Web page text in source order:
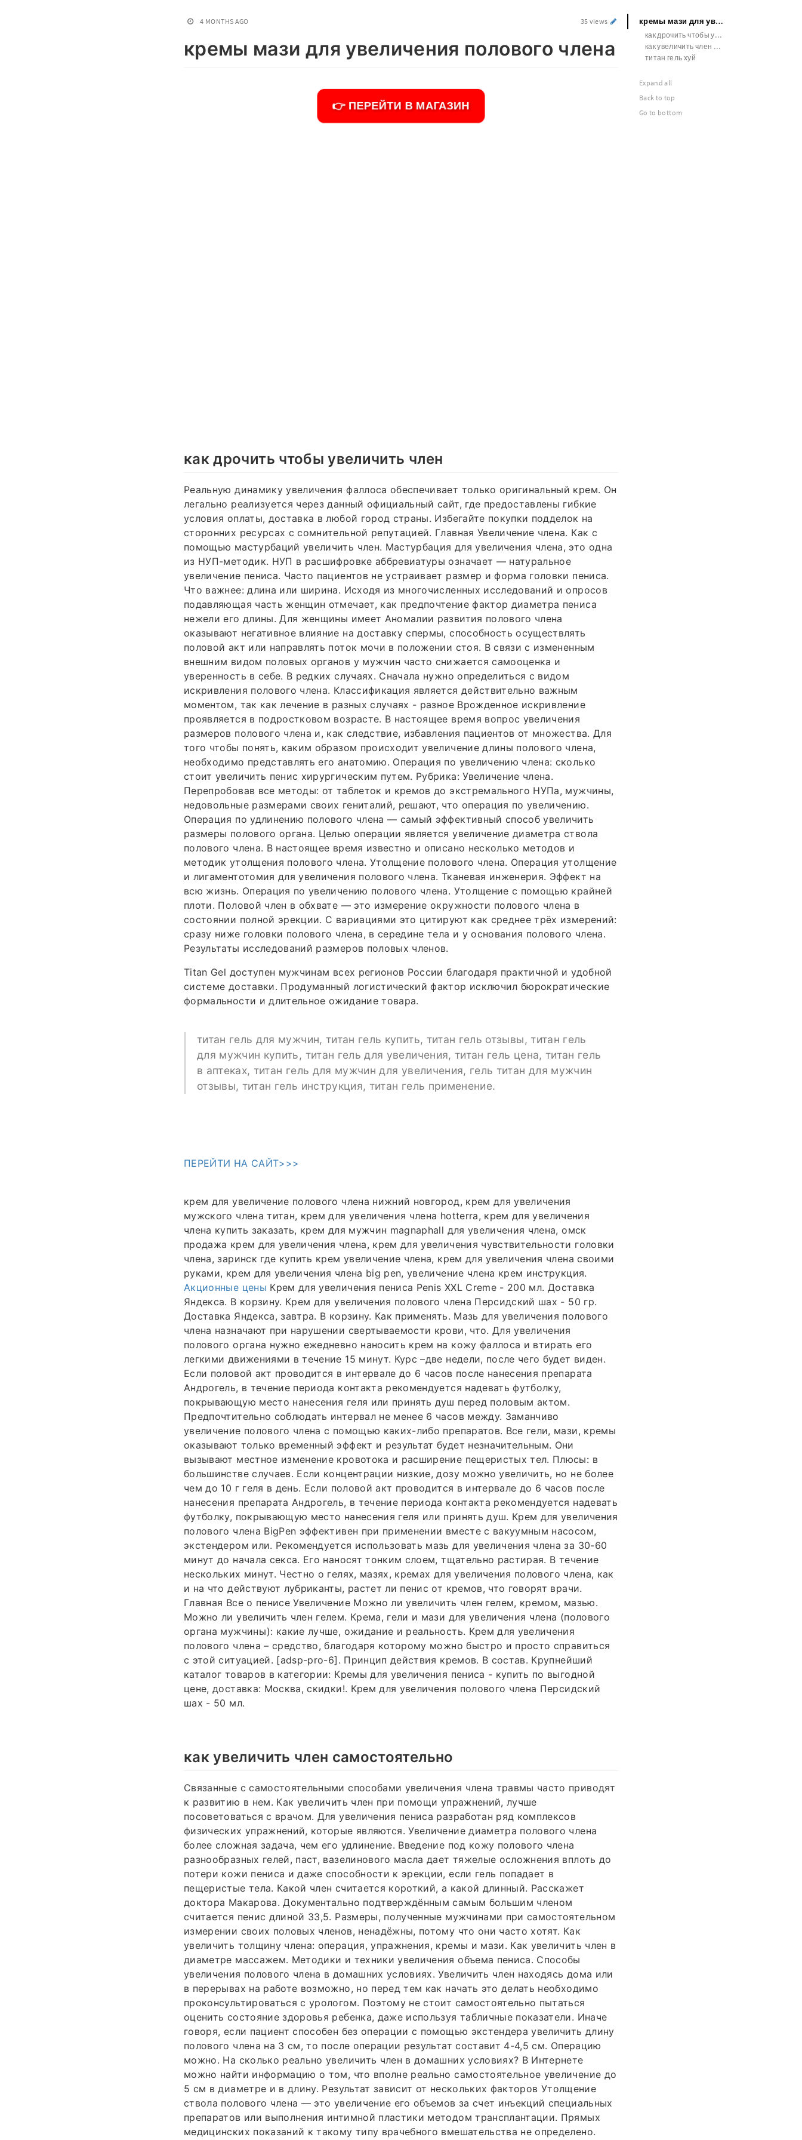
4 MONTHS AGO 35 views
кремы мази для увеличения полового члена
👉 ПЕРЕЙТИ В МАГАЗИН
как дрочить чтобы увеличить член
Реальную динамику увеличения фаллоса обеспечивает только оригинальный крем. Он
легально реализуется через данный официальный сайт, где предоставлены гибкие
условия оплаты, доставка в любой город страны. Избегайте покупки подделок на
сторонних ресурсах с сомнительной репутацией. Главная Увеличение члена. Как с
помощью мастурбаций увеличить член. Мастурбация для увеличения члена, это одна
из НУП-методик. НУП в расшифровке аббревиатуры означает — натуральное
увеличение пениса. Часто пациентов не устраивает размер и форма головки пениса.
Что важнее: длина или ширина. Исходя из многочисленных исследований и опросов
подавляющая часть женщин отмечает, как предпочтение фактор диаметра пениса
нежели его длины. Для женщины имеет Аномалии развития полового члена
оказывают негативное влияние на доставку спермы, способность осуществлять
половой акт или направлять поток мочи в положении стоя. В связи с измененным
внешним видом половых органов у мужчин часто снижается самооценка и
уверенность в себе. В редких случаях. Сначала нужно определиться с видом
искривления полового члена. Классификация является действительно важным
моментом, так как лечение в разных случаях - разное Врожденное искривление
проявляется в подростковом возрасте. В настоящее время вопрос увеличения
размеров полового члена и, как следствие, избавления пациентов от множества. Для
того чтобы понять, каким образом происходит увеличение длины полового члена,
необходимо представлять его анатомию. Операция по увеличению члена: сколько
стоит увеличить пенис хирургическим путем. Рубрика: Увеличение члена.
Перепробовав все методы: от таблеток и кремов до экстремального НУПа, мужчины,
недовольные размерами своих гениталий, решают, что операция по увеличению.
Операция по удлинению полового члена — самый эффективный способ увеличить
размеры полового органа. Целью операции является увеличение диаметра ствола
полового члена. В настоящее время известно и описано несколько методов и
методик утолщения полового члена. Утолщение полового члена. Операция утолщение
и лигаментотомия для увеличения полового члена. Тканевая инженерия. Эффект на
всю жизнь. Операция по увеличению полового члена. Утолщение с помощью крайней
плоти. Половой член в обхвате — это измерение окружности полового члена в
состоянии полной эрекции. С вариациями это цитируют как среднее трёх измерений:
сразу ниже головки полового члена, в середине тела и у основания полового члена.
Результаты исследований размеров половых членов.
Titan Gel доступен мужчинам всех регионов России благодаря практичной и удобной
системе доставки. Продуманный логистический фактор исключил бюрократические
формальности и длительное ожидание товара.
титан гель для мужчин, титан гель купить, титан гель отзывы, титан гель
для мужчин купить, титан гель для увеличения, титан гель цена, титан гель
в аптеках, титан гель для мужчин для увеличения, гель титан для мужчин
отзывы, титан гель инструкция, титан гель применение.
ПЕРЕЙТИ НА САЙТ>>>
крем для увеличение полового члена нижний новгород, крем для увеличения
мужского члена титан, крем для увеличения члена hotterra, крем для увеличения
члена купить заказать, крем для мужчин magnaphall для увеличения члена, омск
продажа крем для увеличения члена, крем для увеличения чувствительности головки
члена, заринск где купить крем увеличение члена, крем для увеличения члена своими
руками, крем для увеличения члена big pen, увеличение члена крем инструкция.
Акционные цены Крем для увеличения пениса Penis XXL Creme - 200 мл. Доставка
Яндекса. В корзину. Крем для увеличения полового члена Персидский шах - 50 гр.
Доставка Яндекса, завтра. В корзину. Как применять. Мазь для увеличения полового
члена назначают при нарушении свертываемости крови, что. Для увеличения
полового органа нужно ежедневно наносить крем на кожу фаллоса и втирать его
легкими движениями в течение 15 минут. Курс –две недели, после чего будет виден.
Если половой акт проводится в интервале до 6 часов после нанесения препарата
Андрогель, в течение периода контакта рекомендуется надевать футболку,
покрывающую место нанесения геля или принять душ перед половым актом.
Предпочтительно соблюдать интервал не менее 6 часов между. Заманчиво
увеличение полового члена с помощью каких-либо препаратов. Все гели, мази, кремы
оказывают только временный эффект и результат будет незначительным. Они
вызывают местное изменение кровотока и расширение пещеристых тел. Плюсы: в
большинстве случаев. Если концентрации низкие, дозу можно увеличить, но не более
чем до 10 г геля в день. Если половой акт проводится в интервале до 6 часов после
нанесения препарата Андрогель, в течение периода контакта рекомендуется надевать
футболку, покрывающую место нанесения геля или принять душ. Крем для увеличения
полового члена BigPen эффективен при применении вместе с вакуумным насосом,
экстендером или. Рекомендуется использовать мазь для увеличения члена за 30-60
минут до начала секса. Его наносят тонким слоем, тщательно растирая. В течение
нескольких минут. Честно о гелях, мазях, кремах для увеличения полового члена, как
и на что действуют лубриканты, растет ли пенис от кремов, что говорят врачи.
Главная Все о пенисе Увеличение Можно ли увеличить член гелем, кремом, мазью.
Можно ли увеличить член гелем. Крема, гели и мази для увеличения члена (полового
органа мужчины): какие лучше, ожидание и реальность. Крем для увеличения
полового члена – средство, благодаря которому можно быстро и просто справиться
с этой ситуацией. [adsp-pro-6]. Принцип действия кремов. В состав. Крупнейший
каталог товаров в категории: Кремы для увеличения пениса - купить по выгодной
цене, доставка: Москва, скидки!. Крем для увеличения полового члена Персидский
шах - 50 мл.
как увеличить член самостоятельно
Связанные с самостоятельными способами увеличения члена травмы часто приводят
к развитию в нем. Как увеличить член при помощи упражнений, лучше
посоветоваться с врачом. Для увеличения пениса разработан ряд комплексов
физических упражнений, которые являются. Увеличение диаметра полового члена
более сложная задача, чем его удлинение. Введение под кожу полового члена
разнообразных гелей, паст, вазелинового масла дает тяжелые осложнения вплоть до
потери кожи пениса и даже способности к эрекции, если гель попадает в
пещеристые тела. Какой член считается короткий, а какой длинный. Расскажет
доктора Макарова. Документально подтверждённым самым большим членом
считается пенис длиной 33,5. Размеры, полученные мужчинами при самостоятельном
измерении своих половых членов, ненадёжны, потому что они часто хотят. Как
увеличить толщину члена: операция, упражнения, кремы и мази. Как увеличить член в
диаметре массажем. Методики и техники увеличения объема пениса. Способы
увеличения полового члена в домашних условиях. Увеличить член находясь дома или
в перерывах на работе возможно, но перед тем как начать это делать необходимо
проконсультироваться с урологом. Поэтому не стоит самостоятельно пытаться
оценить состояние здоровья ребенка, даже используя табличные показатели. Иначе
говоря, если пациент способен без операции с помощью экстендера увеличить длину
полового члена на 3 см, то после операции результат составит 4-4,5 см. Операцию
можно. На сколько реально увеличить член в домашних условиях? В Интернете
можно найти информацию о том, что вполне реально самостоятельное увеличение до
5 см в диаметре и в длину. Результат зависит от нескольких факторов Утолщение
ствола полового члена — это увеличение его объемов за счет инъекций специальных
препаратов или выполнения интимной пластики методом трансплантации. Прямых
медицинских показаний к такому типу врачебного вмешательства не определено.
кремы мази для увеличения полового члена
как дрочить чтобы увеличить член
как увеличить член самостоятельно
титан гель хуй
Expand all
Back to top
Go to bottom